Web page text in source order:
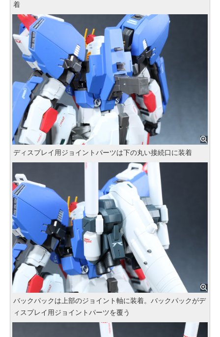
着
ディスプレイ用ジョイントパーツは下の丸い接続口に装着
バックパックは上部のジョイント軸に装着。バックパックがデ
ィスプレイ用ジョイントパーツを覆う